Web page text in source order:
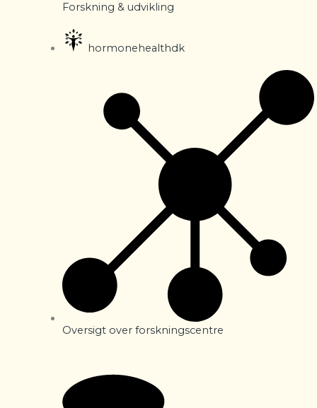
Forskning & udvikling
hormonehealthdk
Oversigt over forskningscentre